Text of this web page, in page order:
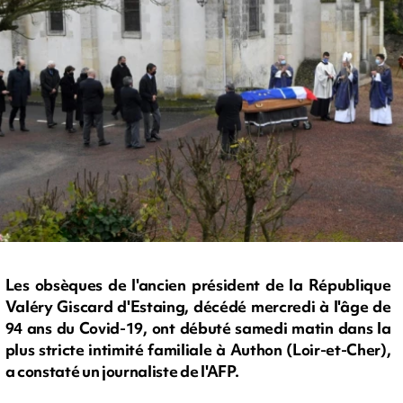
Les obsèques de l'ancien président de la République
Valéry Giscard d'Estaing, décédé mercredi à l'âge de
94 ans du Covid-19, ont débuté samedi matin dans la
plus stricte intimité familiale à Authon (Loir-et-Cher),
a constaté un journaliste de l'AFP.